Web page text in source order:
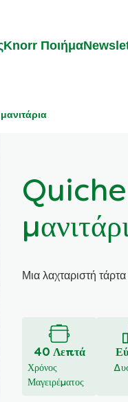
Knorr Ποιήμα
Quiche
Μια λαχταριστή
40 Λεπτά
Χρόνος
Μαγειρέματος